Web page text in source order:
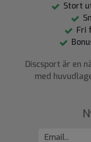
Stort
Fri
Discsport är en
med